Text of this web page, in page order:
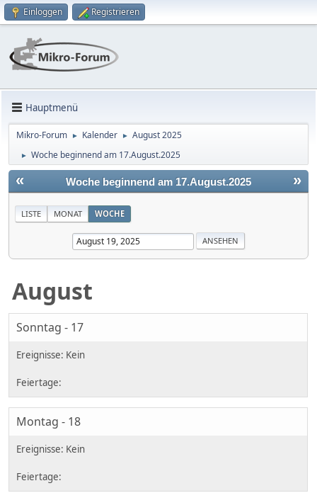
Einloggen Registrieren
Hauptmenü
Mikro-Forum ► Kalender ► August 2025
► Woche beginnend am 17.August.2025
« »
Woche beginnend am 17.August.2025
LISTE MONAT WOCHE
August
Sonntag - 17
Montag - 18